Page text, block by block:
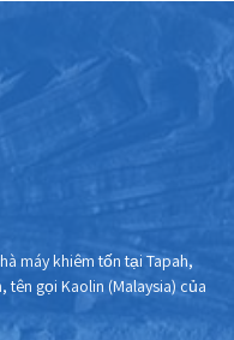
máy khiêm tốn tại Tapah,
gọi Kaolin (Malaysia) của